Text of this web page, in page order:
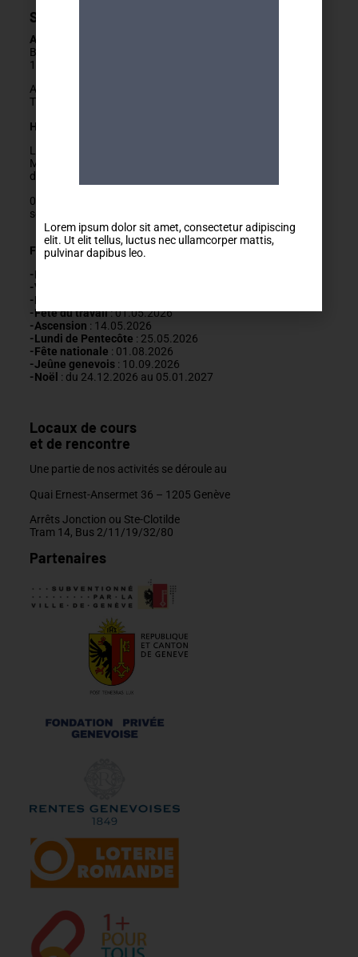
Secrétariat
Adresse
Boulevard Carl-Vogt 2
1205 Genève
Arrêts Jonction ou Ste-Clotilde
Tram 14, Bus 2/11/19/32/80
Horaires
Lundis fermés
Mardis au vendredis
de
022 329 83 84
secretariat@mda-geneve.ch
Fermetures annuelles :
-Nouvel An
-Vendredi saint :
-Lundi de Pâques
-Fête du travail: 01.05.2026
-Ascension : 14.05.2026
-Lundi de Pentecôte : 25.05.2026
-Fête nationale : 01.08.2026
-Jeûne genevois: 10.09.2026
-Noël : du 24.12.2026 au 05.01.2027
Locaux de cours
et de rencontre
Une partie de nos activités se déroule au
Quai Ernest-Ansermet 36 – 1205 Genève
Arrêts Jonction ou Ste-Clotilde
Tram 14, Bus 2/11/19/32/80
Partenaires
Lorem ipsum dolor sit amet, consectetur adipiscing
elit. Ut elit tellus, luctus nec ullamcorper mattis,
pulvinar dapibus leo.